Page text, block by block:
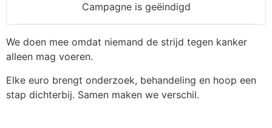
Campagne is geëindigd
We doen mee omdat niemand de strijd tegen kanker
alleen mag voeren.
Elke euro brengt onderzoek, behandeling en hoop een
stap dichterbij. Samen maken we verschil.